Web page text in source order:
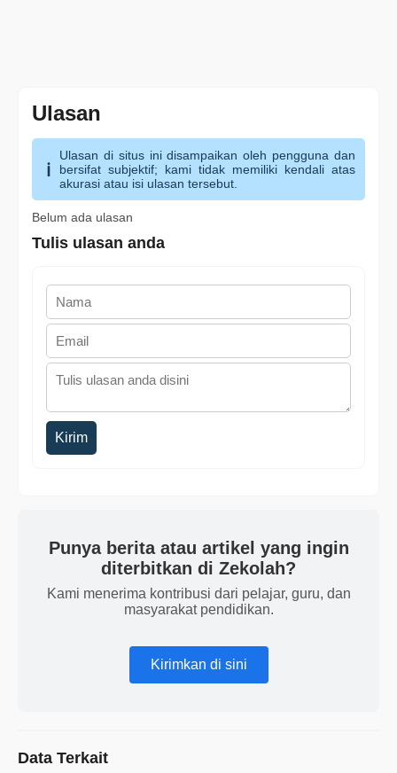
Ulasan
Ulasan di situs ini disampaikan oleh pengguna dan
bersifat subjektif; kami tidak memiliki kendali atas
akurasi atau isi ulasan tersebut.
Belum ada ulasan
Tulis ulasan anda
Kirim
Punya berita atau artikel yang ingin
diterbitkan di Zekolah?
Kami menerima kontribusi dari pelajar, guru, dan
masyarakat pendidikan.
Kirimkan di sini
Data Terkait